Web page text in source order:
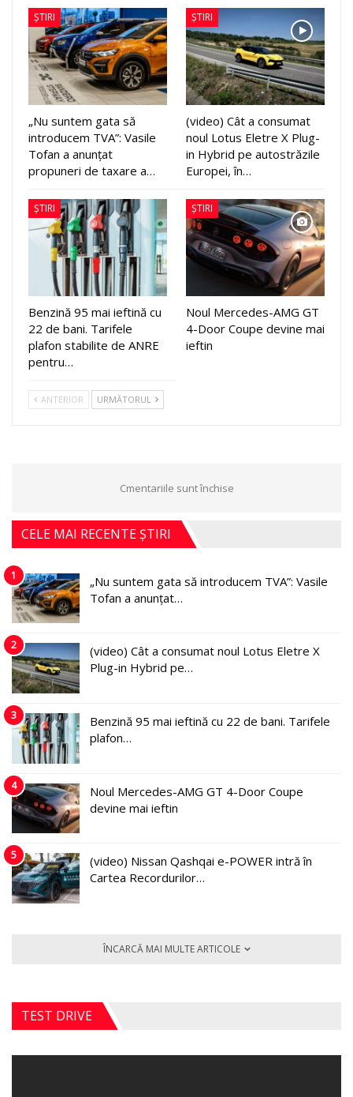
ȘTIRI
„Nu suntem gata să
introducem TVA”: Vasile
Tofan a anunțat
propuneri de taxare a…
ȘTIRI
(video) Cât a consumat
noul Lotus Eletre X Plug-
in Hybrid pe autostrăzile
Europei, în…
ȘTIRI
Benzină 95 mai ieftină cu
22 de bani. Tarifele
plafon stabilite de ANRE
pentru…
ȘTIRI
Noul Mercedes-AMG GT
4-Door Coupe devine mai
ieftin
ANTERIOR URMĂTORUL
Cmentariile sunt închise
CELE MAI RECENTE ȘTIRI
1
„Nu suntem gata să introducem TVA”: Vasile
Tofan a anunțat…
2
(video) Cât a consumat noul Lotus Eletre X
Plug-in Hybrid pe…
3
Benzină 95 mai ieftină cu 22 de bani. Tarifele
plafon…
4
Noul Mercedes-AMG GT 4-Door Coupe
devine mai ieftin
5
(video) Nissan Qashqai e-POWER intră în
Cartea Recordurilor…
ÎNCARCĂ MAI MULTE ARTICOLE
TEST DRIVE